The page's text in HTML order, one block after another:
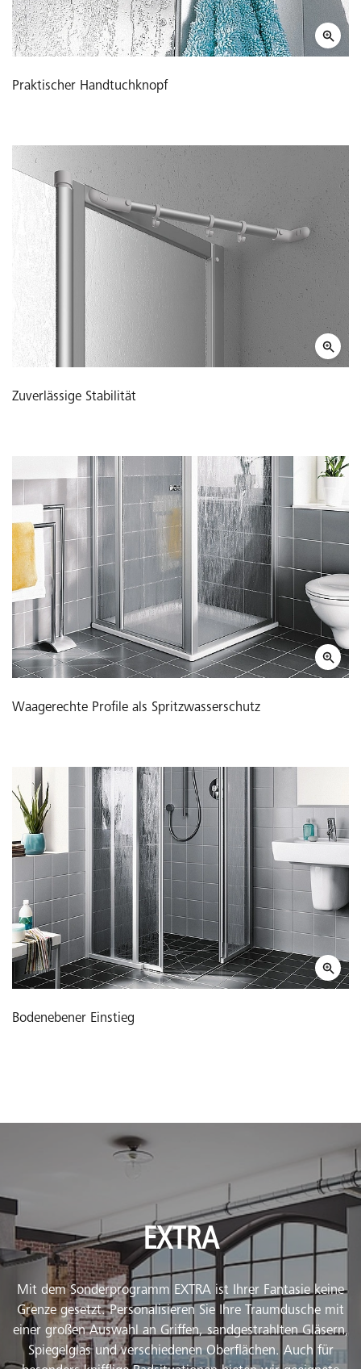
Praktischer Handtuchknopf
Zuverlässige Stabilität
Waagerechte Profile als Spritzwasserschutz
Bodenebener Einstieg
EXTRA
Mit dem Sonderprogramm EXTRA ist Ihrer Fantasie keine
Grenze gesetzt. Personalisieren Sie Ihre Traumdusche mit
einer großen Auswahl an Griffen, sandgestrahlten Gläsern,
Spiegelglas und verschiedenen Oberflächen. Auch für